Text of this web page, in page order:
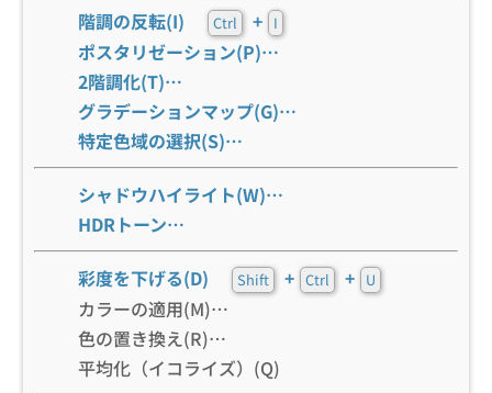
階調の反転(I) Ctrl + I
ポスタリゼーション(P)…
2階調化(T)…
グラデーションマップ(G)…
特定色域の選択(S)…
シャドウハイライト(W)…
HDRトーン…
彩度を下げる(D) Shift + Ctrl + U
カラーの適用(M)…
色の置き換え(R)…
平均化（イコライズ）(Q)